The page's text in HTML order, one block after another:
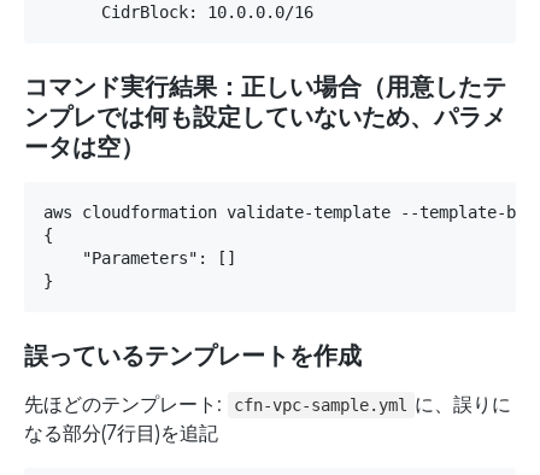
      CidrBlock: 10.0.0.0/16
コマンド実行結果：正しい場合（用意したテ
ンプレでは何も設定していないため、パラメ
ータは空）
aws cloudformation validate-template --template-
{
    "Parameters": []
誤っているテンプレートを作成
先ほどのテンプレート: cfn-vpc-sample.yml
に、誤りに
なる部分(7行目)を追記